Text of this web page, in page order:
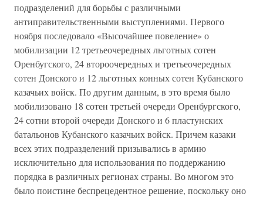
подразделений для борьбы с различными
антиправительственными выступлениями. Первого
ноября последовало «Высочайшее повеление» о
мобилизации 12 третьеочередных льготных сотен
Оренбугского, 24 второочередных и третьеочередных
сотен Донского и 12 льготных конных сотен Кубанского
казачьих войск. По другим данным, в это время было
мобилизовано 18 сотен третьей очереди Оренбургского,
24 сотни второй очереди Донского и 6 пластунских
батальонов Кубанского казачьих войск. Причем казаки
всех этих подразделений призывались в армию
исключительно для использования по поддержанию
порядка в различных регионах страны. Во многом это
было поистине беспрецедентное решение, поскольку оно